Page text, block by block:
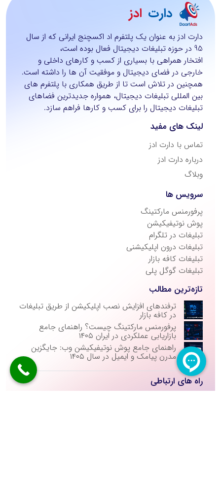
دارت ادز
دارت ادز به عنوان یک پلتفرم اد اکسچنج ایرانی که از سال
95 در حوزه تبلیغات دیجیتال فعال بوده است،
افتخار همراهی با بسیاری از کسب و کارهای داخلی و
خارجی در فضای دیجیتال و موفقیت آن ها را داشته است.
همچنین در تلاش است تا از طریق همکاری با پلتفرم های
بین المللی تبلیغات دیجیتال، همواره جدیدترین فضاهای
تبلیغات دیجیتال را برای کسب و کارها فراهم سازد.
لینک های مفید
تماس با دارت ادز
درباره دارت ادز
وبلاگ
سرویس ها
پرفورمنس مارکتینگ
پوش نوتیفیکیشن
تبلیغات در تلگرام
تبلیغات درون اپلیکیشنی
تبلیغات کافه بازار
تبلیغات گوگل پلی
تازه‌ترین مطالب
ترفندهای افزایش نصب اپلیکیشن از طریق تبلیغات
در کافه بازار
پرفورمنس مارکتینگ چیست؟ راهنمای جامع
بازاریابی عملکردی در ایران ۱۴۰۵
راهنمای جامع پوش نوتیفیکیشن وب: جایگزین
مدرن پیامک و ایمیل در سال ۱۴۰۵
راه های ارتباطی